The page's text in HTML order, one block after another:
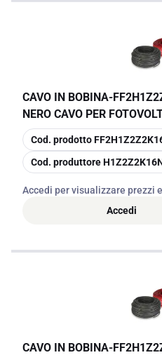
CAVO IN BOBINA-
NERO CAVO PER
copia
Cod. prodotto
copia
Cod. produttore
Accedi per visualizzare prezzi
Accedi
CAVO IN BOBINA-